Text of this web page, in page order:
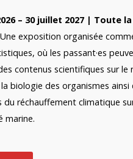
– 30 juillet 2027 | Toute la
exposition organisée
où les passant·es
contenus scientifiques sur le
la biologie des organismes ainsi
du réchauffement climatique
marine.